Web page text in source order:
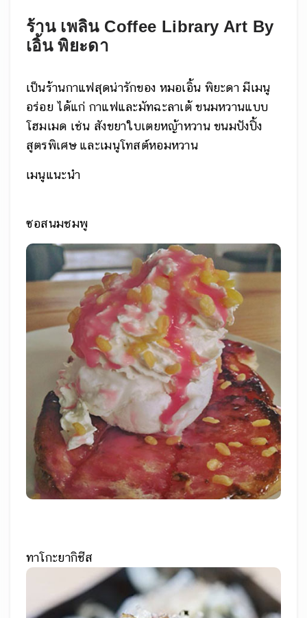
ร้าน เพลิน Coffee Library Art By
เอิ้น พิยะดา
เป็นร้านกาแฟสุดน่ารักของ หมอเอิ้น พิยะดา มีเมนู
อร่อย ได้แก่ กาแฟและมัทฉะลาเต้ ขนมหวานแบบ
โฮมเมด เช่น สังขยาใบเตยหญ้าหวาน ขนมปังปิ้ง
สูตรพิเศษ และเมนูโทสต์หอมหวาน
เมนูแนะนำ
ซอสนมชมพู
ทาโกะยากิชีส